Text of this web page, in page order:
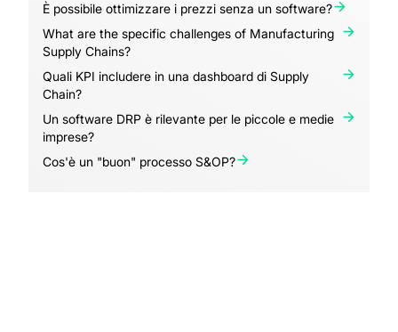
È possibile ottimizzare i prezzi senza un software?
What are the specific challenges of Manufacturing
Supply Chains?
Quali KPI includere in una dashboard di Supply
Chain?
Un software DRP è rilevante per le piccole e medie
imprese?
Cos'è un "buon" processo S&OP?